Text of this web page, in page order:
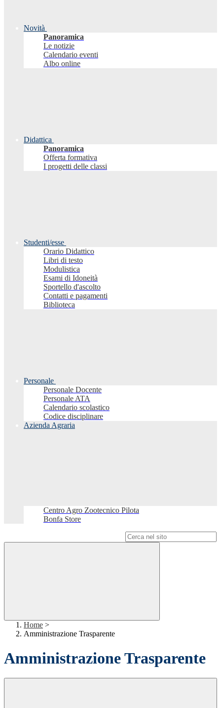
Novità
Panoramica
Le notizie
Calendario eventi
Albo online
Didattica
Panoramica
Offerta formativa
I progetti delle classi
Studenti/esse
Orario Didattico
Libri di testo
Modulistica
Esami di Idoneità
Sportello d'ascolto
Contatti e pagamenti
Biblioteca
Personale
Personale Docente
Personale ATA
Calendario scolastico
Codice disciplinare
Azienda Agraria
Centro Agro Zootecnico Pilota
Bonfa Store
Home >
Amministrazione Trasparente
Amministrazione Trasparente